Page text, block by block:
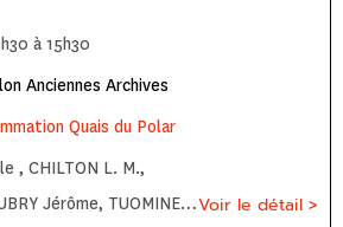
à 15h30
Anciennes Archives
Quais du Polar
, CHILTON L. M.,
Jérôme, TUOMINEN Voir le détail >